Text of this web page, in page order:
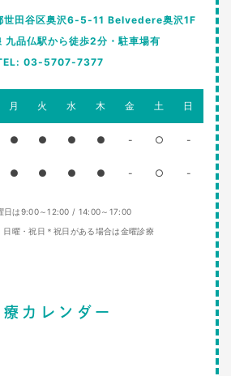
田谷区奥沢6-5-11 Belvedere奥沢1F
九品仏駅から徒歩2分・駐車場有
03-5707-7377
月 火 水 木 金 土 日
● ● ● ● - ○ -
● ● ● ● - ○ -
は9:00～12:00 / 14:00～17:00
日曜・祝日＊祝日がある場合は金曜診療
療カレンダー